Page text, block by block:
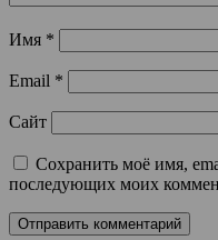
Имя *
Email *
Сайт
Сохранить моё имя,
последующих моих